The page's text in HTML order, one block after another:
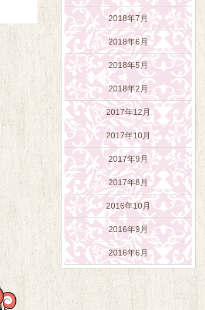
2018年7月
2018年6月
2018年5月
2018年2月
2017年12月
2017年10月
2017年9月
2017年8月
2016年10月
2016年9月
2016年6月